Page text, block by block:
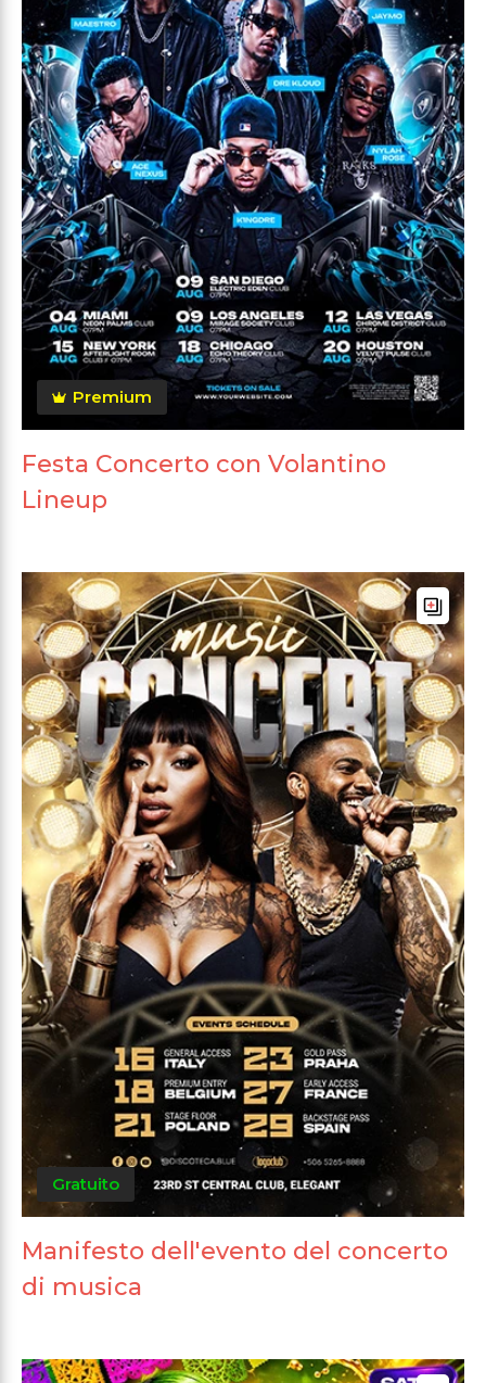
Premium
Festa Concerto con Volantino
Lineup
Gratuito
Manifesto dell'evento del concerto
di musica